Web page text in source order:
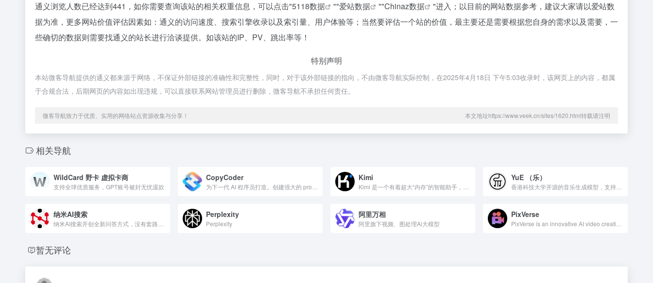
通义浏览人数已经达到441，如你需要查询该站的相关权重信息，可以点击"5118数据 ""爱站数据 ""Chinaz数据
"进入；以目前的网站数据参考，建议大家请以爱站数
据为准，更多网站价值评估因素如：通义的访问速度、搜索引擎收录以及索引量、用户体验等；当然要评估一个站的价值，最主要还是需要根据您自身的需求以及需要，一
些确切的数据则需要找通义的站长进行洽谈提供。如该站的IP、PV、跳出率等！
特别声明
本站微客导航提供的通义都来源于网络，不保证外部链接的准确性和完整性，同时，对于该外部链接的指向，不由微客导航实际控制，在2025年4月18日 下午5:03收录时，该网页上的内容，都属
于合规合法，后期网页的内容如出现违规，可以直接联系网站管理员进行删除，微客导航不承担任何责任。
微客导航致力于优质、实用的网络站点资源收集与分享！ 本文地址https://www.veek.cn/sites/1620.html转载请注明
相关导航
WildCard 野卡 虚拟卡商
支持全球优质服务，GPT账号被封无忧退款
CopyCoder Kimi YuE （乐）
纳米AI搜索 Perplexity
Perplexity
阿里万相
阿里旗下视频、图处理Ai大模型
PixVerse
暂无评论